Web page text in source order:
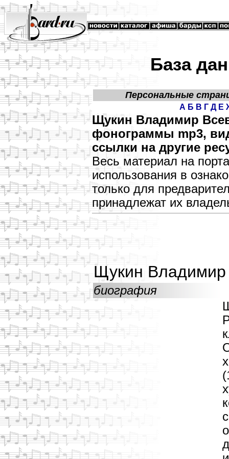
База
Персональные
А Б В Г Д Е
Щукин Владимир
фонограммы mp3,
ссылки на другие
Весь материал на
использования в
только для
принадлежат их
Щукин Владимир
биография